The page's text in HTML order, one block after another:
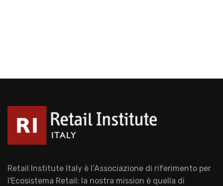
Retail Institute Italy è l’Associazione di riferimento per
l'Ecosistema Retail: la nostra mission è quella di